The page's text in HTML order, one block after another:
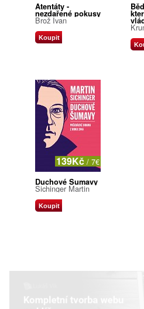
Atentáty -
nezdařené pokusy
Brož Ivan
Koupit
139Kč / 7€
Duchové Šumavy
Sichinger Martin
Koupit